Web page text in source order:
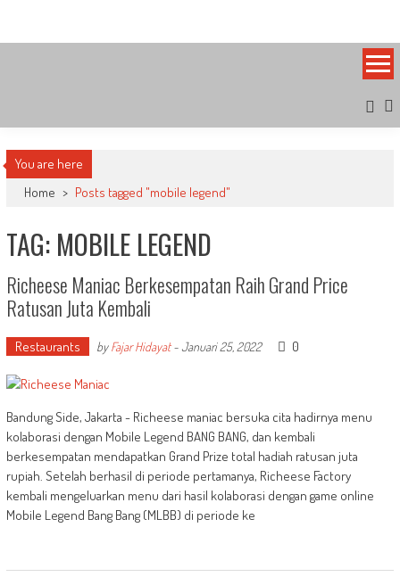
content
You are here
Home > Posts tagged "mobile legend"
TAG: MOBILE LEGEND
Richeese Maniac Berkesempatan Raih Grand Price
Ratusan Juta Kembali
Restaurants byFajar Hidayat-Januari 25, 2022 0
Bandung Side, Jakarta - Richeese maniac bersuka cita hadirnya menu
kolaborasi dengan Mobile Legend BANG BANG, dan kembali
berkesempatan mendapatkan Grand Prize total hadiah ratusan juta
rupiah. Setelah berhasil di periode pertamanya, Richeese Factory
kembali mengeluarkan menu dari hasil kolaborasi dengan game online
Mobile Legend Bang Bang (MLBB) di periode ke